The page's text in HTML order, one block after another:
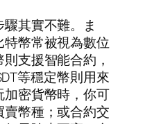
其實不難。ま
幣常被視為數位
支援智能合約，
等穩定幣則用來
密貨幣時，你可
幣種；或合約交